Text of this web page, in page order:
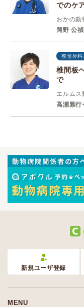
でのケ
おかの
岡野 公
整形外科
椎間板
で
エルムス
高瀬雅行
新規ユーザ登録
MENU